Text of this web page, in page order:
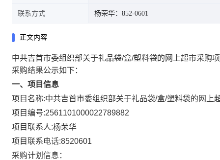
联系方式 杨荣华：852-0601
正文内容
中共吉首市委组织部关于礼品袋/盒/塑料袋的网上超市采购
采购结果公示如下：
一、项目信息
项目名称:中共吉首市委组织部关于礼品袋/盒/塑料袋的网上
项目编号:2561101000022789882
项目联系人:杨荣华
项目联系电话:8520601
采购计划信息：